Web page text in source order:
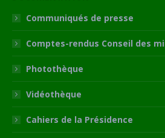
Communiqués de presse
Comptes-rendus Conseil des
Photothèque
Vidéothèque
Cahiers de la Présidence